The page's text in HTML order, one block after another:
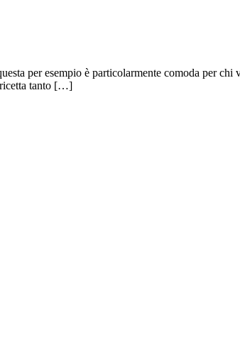
per esempio è particolarmente comoda per
ricetta tanto […]